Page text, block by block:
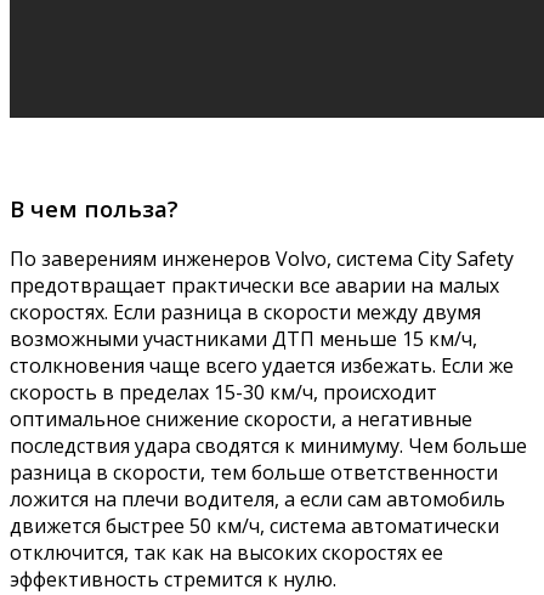
В чем польза?
По заверениям инженеров Volvo, система City Safety
предотвращает практически все аварии на малых
скоростях. Если разница в скорости между двумя
возможными участниками ДТП меньше 15 км/ч,
столкновения чаще всего удается избежать. Если же
скорость в пределах 15-30 км/ч, происходит
оптимальное снижение скорости, а негативные
последствия удара сводятся к минимуму. Чем больше
разница в скорости, тем больше ответственности
ложится на плечи водителя, а если сам автомобиль
движется быстрее 50 км/ч, система автоматически
отключится, так как на высоких скоростях ее
эффективность стремится к нулю.